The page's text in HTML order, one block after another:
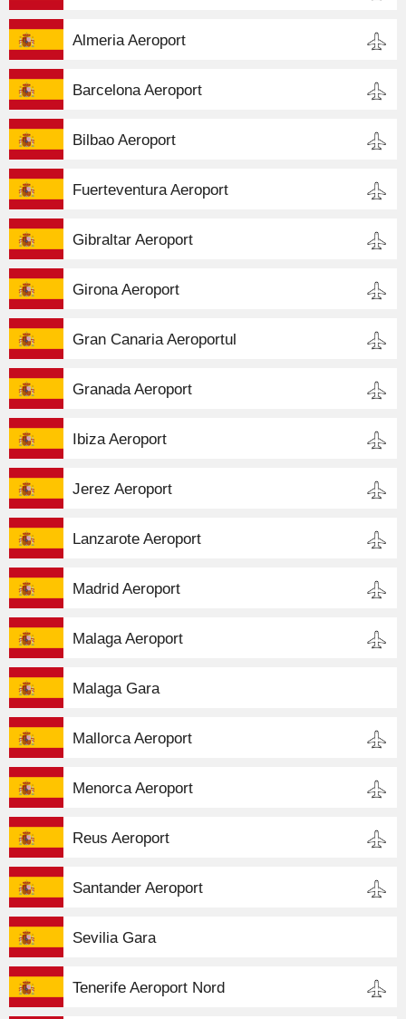
Almeria Aeroport
Barcelona Aeroport
Bilbao Aeroport
Fuerteventura Aeroport
Gibraltar Aeroport
Girona Aeroport
Gran Canaria Aeroportul
Granada Aeroport
Ibiza Aeroport
Jerez Aeroport
Lanzarote Aeroport
Madrid Aeroport
Malaga Aeroport
Malaga Gara
Mallorca Aeroport
Menorca Aeroport
Reus Aeroport
Santander Aeroport
Sevilia Gara
Tenerife Aeroport Nord